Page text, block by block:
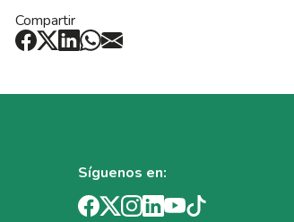
Compartir
Síguenos en: